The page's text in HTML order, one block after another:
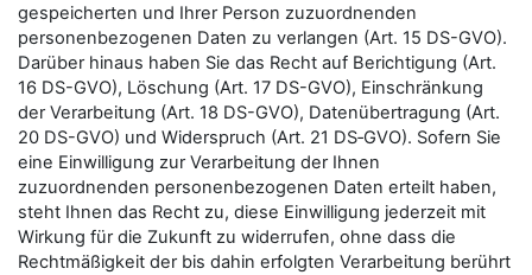
gespeicherten und Ihrer Person zuzuordnenden
personenbezogenen Daten zu verlangen (Art. 15 DS-GVO).
Darüber hinaus haben Sie das Recht auf Berichtigung (Art.
16 DS-GVO), Löschung (Art. 17 DS-GVO), Einschränkung
der Verarbeitung (Art. 18 DS-GVO), Datenübertragung (Art.
20 DS-GVO) und Widerspruch (Art. 21 DS‑GVO). Sofern Sie
eine Einwilligung zur Verarbeitung der Ihnen
zuzuordnenden personenbezogenen Daten erteilt haben,
steht Ihnen das Recht zu, diese Einwilligung jederzeit mit
Wirkung für die Zukunft zu widerrufen, ohne dass die
Rechtmäßigkeit der bis dahin erfolgten Verarbeitung berührt